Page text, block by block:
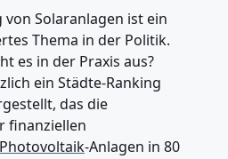
von Solaranlagen ist ein
Thema in der Politik.
es in der Praxis aus?
ein Städte-Ranking
das die
finanziellen
Photovoltaik-Anlagen in 80